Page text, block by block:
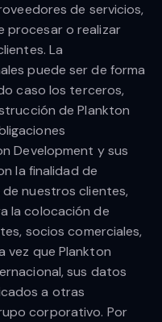
de servicios,
procesar o realizar
La
puede ser de forma
caso los terceros,
de Plankton
Development y sus
la finalidad de
nuestros clientes,
la colocación de
socios comerciales,
vez que Plankton
sus datos
a otras
corporativo. Por